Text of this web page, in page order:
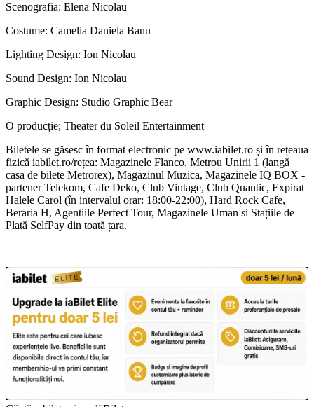
Scenografia: Elena Nicolau
Costume: Camelia Daniela Banu
Lighting Design: Ion Nicolau
Sound Design: Ion Nicolau
Graphic Design: Studio Graphic Bear
O producție; Theater du Soleil Entertainment
Biletele se găsesc în format electronic pe www.iabilet.ro și în rețeaua
fizică iabilet.ro/rețea: Magazinele Flanco, Metrou Unirii 1 (langă
casa de bilete Metrorex), Magazinul Muzica, Magazinele IQ BOX -
partener Telekom, Cafe Deko, Club Vintage, Club Quantic, Expirat
Halele Carol (în intervalul orar: 18:00-22:00), Hard Rock Cafe,
Beraria H, Agentiile Perfect Tour, Magazinele Uman si Stațiile de
Plată SelfPay din toată țara.